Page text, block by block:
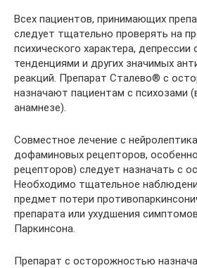
Всех пациентов, принимающих
следует тщательно проверять на
психического характера,
тенденциями и других значимых
реакций. Препарат Сталево® с
назначают пациентам с психозами
анамнезе).
Совместное лечение с
дофаминовых рецепторов,
рецепторов) следует назначать с
Необходимо тщательное
предмет потери
препарата или ухудшения
Паркинсона.
Препарат с осторожностью